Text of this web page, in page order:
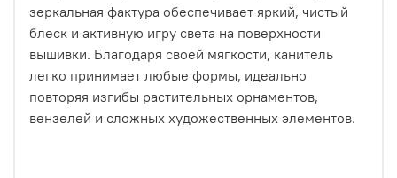
зеркальная фактура обеспечивает яркий, чистый
блеск и активную игру света на поверхности
вышивки. Благодаря своей мягкости, канитель
легко принимает любые формы, идеально
повторяя изгибы растительных орнаментов,
вензелей и сложных художественных элементов.